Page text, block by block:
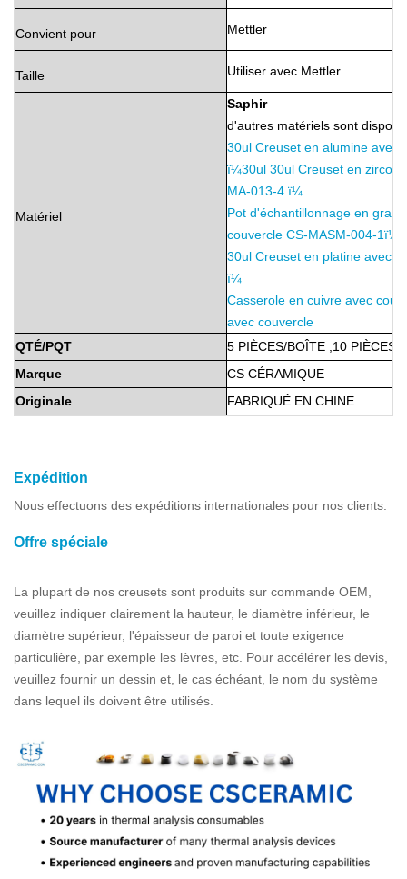
Convient pour Mettler
Taille Utiliser avec Mettler
Matériel
Saphir
d'autres matériels sont
30ul Creuset en alumine avec
ï¼30ul 30ul Creuset en
MA-013-4 ï¼
Pot d'échantillonnage en
couvercle CS-MASM-004-1ï¼
30ul Creuset en platine avec
ï¼
Casserole en cuivre avec
avec couvercle
QTÉ/PQT
5 PIÈCES/BOÎTE ;10 PIÈCES/
Marque
CS CÉRAMIQUE
Originale
FABRIQUÉ EN CHINE
Expédition
Nous effectuons des expéditions internationales pour nos clients.
Offre spéciale
La plupart de nos creusets sont produits sur commande OEM,
veuillez indiquer clairement la hauteur, le diamètre inférieur, le
diamètre supérieur, l'épaisseur de paroi et toute exigence
particulière, par exemple les lèvres, etc. Pour accélérer les devis,
veuillez fournir un dessin et, le cas échéant, le nom du système
dans lequel ils doivent être utilisés.